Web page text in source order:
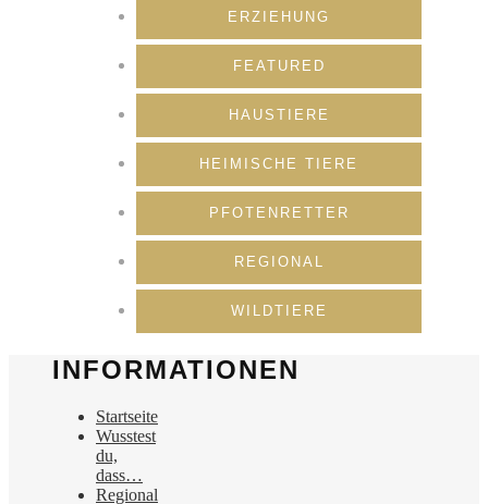
ERZIEHUNG
FEATURED
HAUSTIERE
HEIMISCHE TIERE
PFOTENRETTER
REGIONAL
WILDTIERE
INFORMATIONEN
Startseite
Wusstest
du,
dass…
Regional